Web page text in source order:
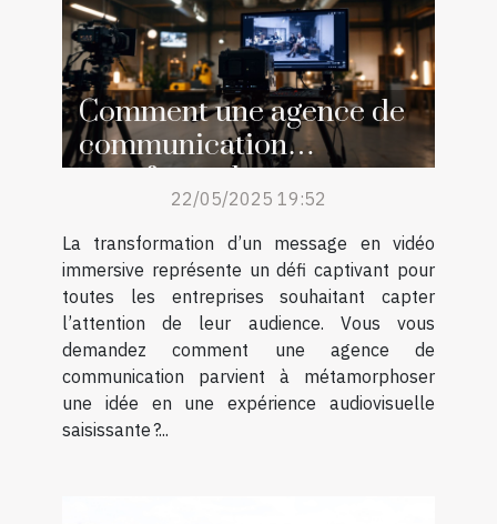
Comment une agence de
communication
transforme les messages
en vidéos immersives
22/05/2025 19:52
La transformation d’un message en vidéo
immersive représente un défi captivant pour
toutes les entreprises souhaitant capter
l’attention de leur audience. Vous vous
demandez comment une agence de
communication parvient à métamorphoser
une idée en une expérience audiovisuelle
saisissante ?...